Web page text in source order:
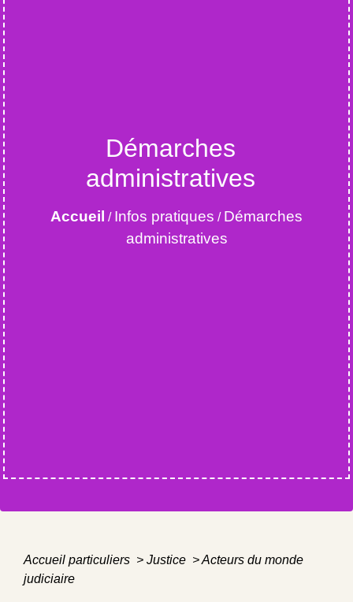
Démarches
administratives
Accueil / Infos pratiques / Démarches
administratives
Accueil particuliers > Justice >Acteurs du monde
judiciaire